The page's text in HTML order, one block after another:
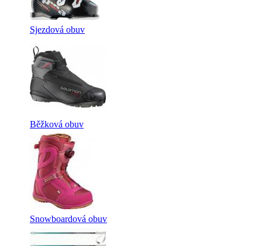
Sjezdová obuv
Běžková obuv
Snowboardová obuv